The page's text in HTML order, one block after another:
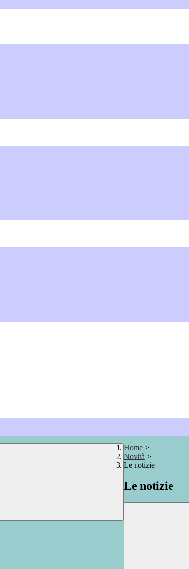
Home >
Novità >
Le notizie
Le notizie